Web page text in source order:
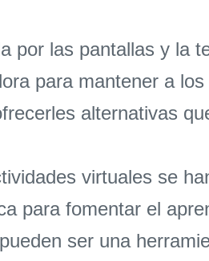
por las pantallas y la
para mantener a
alternativas
virtuales se
para fomentar el
ser una